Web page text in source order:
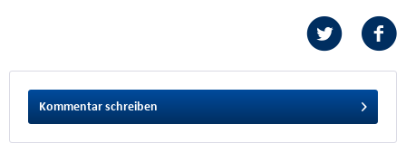
Kommentar schreiben